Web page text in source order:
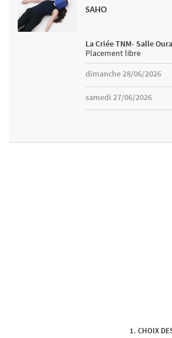
SAHO
La Criée TNM- Salle
Placement libre
dimanche 28/06/2026
samedi 27/06/2026
CHOIX